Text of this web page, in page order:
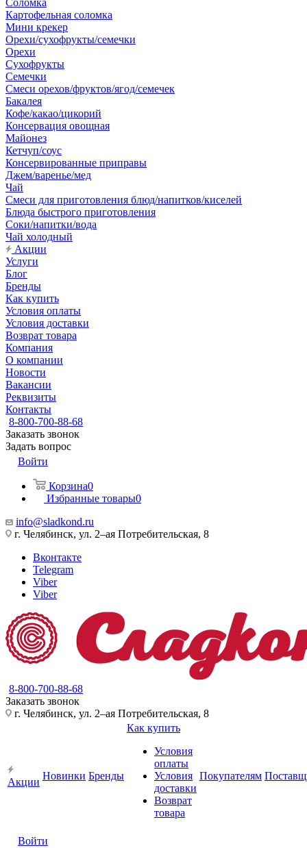
Соломка
Картофельная соломка
Мини крекер
Орехи/сухофрукты/семечки
Орехи
Сухофрукты
Семечки
Смеси орехов/фруктов/ягод/семечек
Бакалея
Кофе/какао/цикорий
Консервация овощная
Майонез
Кетчуп/соус
Консервированные приправы
Джем/варенье/мед
Чай
Смеси для приготовления блюд/напитков/киселей
Блюда быстрого приготовления
Соки/напитки/вода
Чай холодный
Акции
Услуги
Блог
Бренды
Как купить
Условия оплаты
Условия доставки
Возврат товара
Компания
О компании
Новости
Вакансии
Реквизиты
Контакты
8-800-700-88-68
Заказать звонок
Задать вопрос
Войти
Корзина0
Избранные товары0
info@sladkond.ru
г. Челябинск, ул. 2–ая Потребительская, 8
Вконтакте
Telegram
Viber
Viber
8-800-700-88-68
Заказать звонок
г. Челябинск, ул. 2–ая Потребительская, 8
Акции
Новинки Бренды
Как купить
Условия
оплаты
Условия
доставки
Возврат
товара
Покупателям
Войти